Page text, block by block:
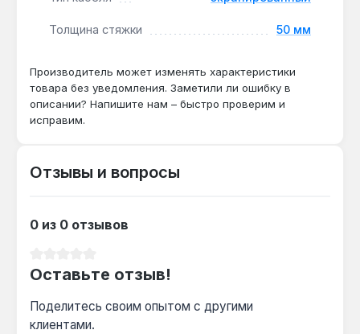
Подходит ли кабель для обогрева ванной
комнаты площадью 6 м²?
18 Вт/м достаточно для поддержания
комфортной температуры в помещении до 14
м² при укладке в стяжку 50 мм.
ламинат без стяжки?
стяжку толщиной 50 мм, иначе нарушается
Толщина стяжки 50 мм
Производитель может изменять характеристики
товара без уведомления. Заметили ли ошибку в
описании? Напишите нам – быстро проверим и
исправим.
Отзывы и вопросы
0 из 0 отзывов
Оставьте отзыв!
Поделитесь своим опытом с другими
клиентами.